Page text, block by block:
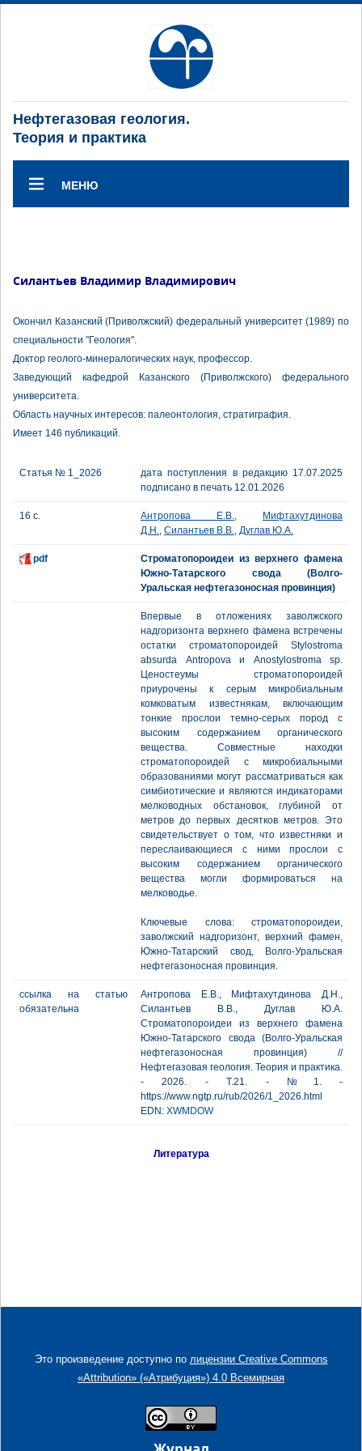
Нефтегазовая геология.
Теория и практика
МЕНЮ
Силантьев Владимир Владимирович
Окончил Казанский (Приволжский) федеральный университет (1989) по
специальности "Геология".
Доктор геолого-минералогических наук, профессор.
Заведующий кафедрой Казанского (Приволжского) федерального
университета.
Область научных интересов: палеонтология, стратиграфия.
Имеет 146 публикаций.
Статья № 1_2026
дата поступления в редакцию 17.07.2025
подписано в печать 12.01.2026
16 с. Антропова Е.В.,
Мифтахутдинова
Д.Н., Силантьев В.В., Дуглав Ю.А.
pdf
Строматопороидеи из верхнего фамена
Южно-Татарского свода (Волго-
Уральская нефтегазоносная провинция)
Впервые в отложениях заволжского
надгоризонта верхнего фамена встречены
остатки строматопороидей Stylostroma
absurdа Antropova и Anostylostroma sp.
Ценостеумы строматопороидей
приурочены к серым микробиальным
комковатым известнякам, включающим
тонкие прослои темно-серых пород с
высоким содержанием органического
вещества. Совместные находки
строматопороидей с микробиальными
образованиями могут рассматриваться как
симбиотические и являются индикаторами
мелководных обстановок, глубиной от
метров до первых десятков метров. Это
свидетельствует о том, что известняки и
переслаивающиеся с ними прослои с
высоким содержанием органического
вещества могли формироваться на
мелководье.
Ключевые слова: строматопороидеи,
заволжский надгоризонт, верхний фамен,
Южно-Татарский свод, Волго-Уральская
нефтегазоносная провинция.
ссылка на статью
обязательна
Антропова Е.В., Мифтахутдинова Д.Н.,
Силантьев В.В., Дуглав Ю.А.
Строматопороидеи из верхнего фамена
Южно-Татарского свода (Волго-Уральская
нефтегазоносная провинция) //
Нефтегазовая геология. Теория и практика.
- 2026. - Т.21. - №1. -
https://www.ngtp.ru/rub/2026/1_2026.html
EDN: XWMDOW
Литература
Это произведение доступно по лицензии Creative Commons
«Attribution» («Атрибуция») 4.0 Всемирная